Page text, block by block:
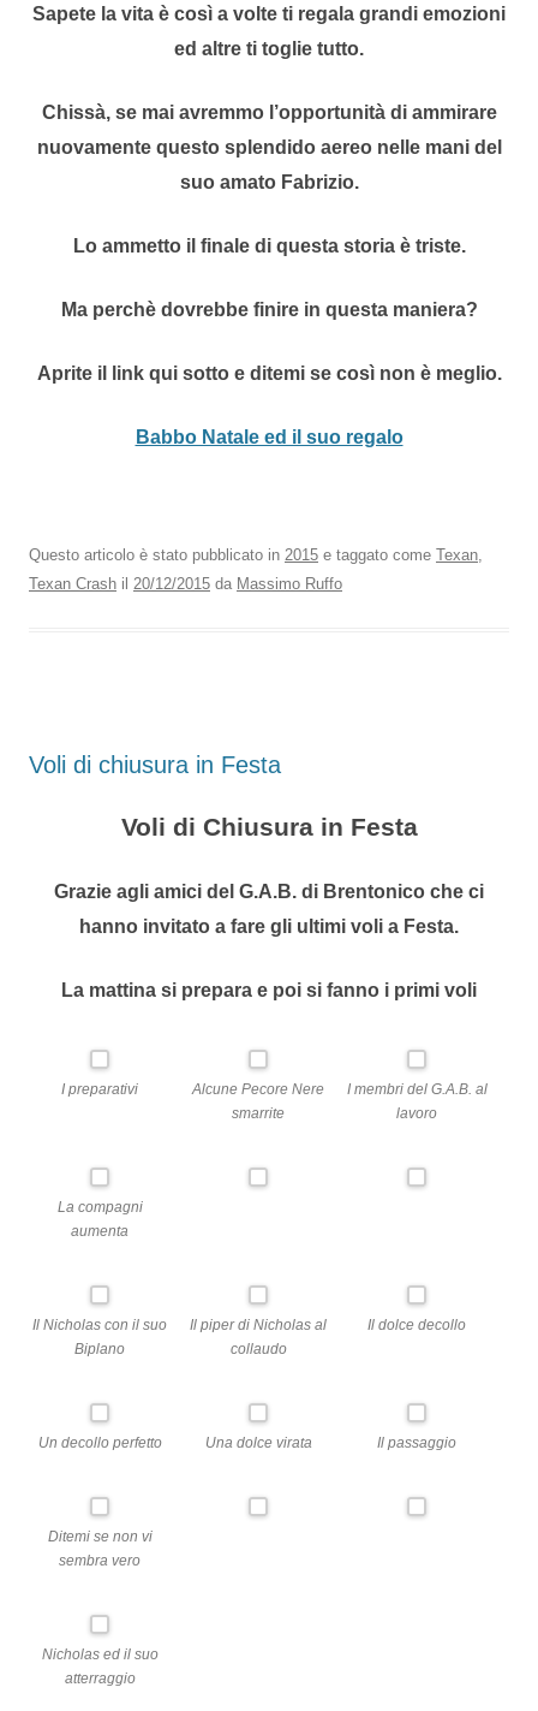
Sapete la vita è così a volte ti regala grandi emozioni
ed altre ti toglie tutto.
Chissà, se mai avremmo l’opportunità di ammirare
nuovamente questo splendido aereo nelle mani del
suo amato Fabrizio.
Lo ammetto il finale di questa storia è triste.
Ma perchè dovrebbe finire in questa maniera?
Aprite il link qui sotto e ditemi se così non è meglio.
Babbo Natale ed il suo regalo
Questo articolo è stato pubblicato in 2015 e taggato come Texan,
Texan Crash il 20/12/2015 da Massimo Ruffo
Voli di chiusura in Festa
Voli di Chiusura in Festa
Grazie agli amici del G.A.B. di Brentonico che ci
hanno invitato a fare gli ultimi voli a Festa.
La mattina si prepara e poi si fanno i primi voli
I preparativi
Alcune Pecore Nere
smarrite
I membri del G.A.B. al
lavoro
La compagni
aumenta
Il Nicholas con il suo
Biplano
Il piper di Nicholas al
collaudo
Il dolce decollo
Un decollo perfetto Una dolce virata Il passaggio
Ditemi se non vi
sembra vero
Nicholas ed il suo
atterraggio